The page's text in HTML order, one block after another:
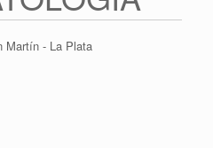
Martín - La Plata